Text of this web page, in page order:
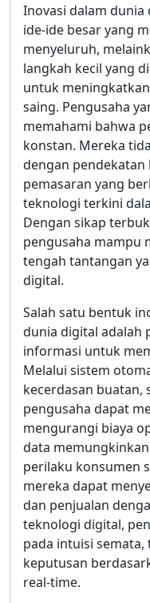
Inovasi dalam
ide-ide besar yang
menyeluruh,
langkah kecil yang
untuk
saing. Pengusaha
memahami bahwa
konstan. Mereka
dengan
pemasaran yang
teknologi terkini
Dengan sikap
pengusaha mampu
tengah tantangan
digital.
Salah satu bentuk
dunia digital adalah
informasi untuk
Melalui sistem
kecerdasan buatan,
pengusaha dapat
mengurangi biaya
data
perilaku konsumen
mereka dapat
dan penjualan
teknologi digital,
pada intuisi
keputusan
real-time.